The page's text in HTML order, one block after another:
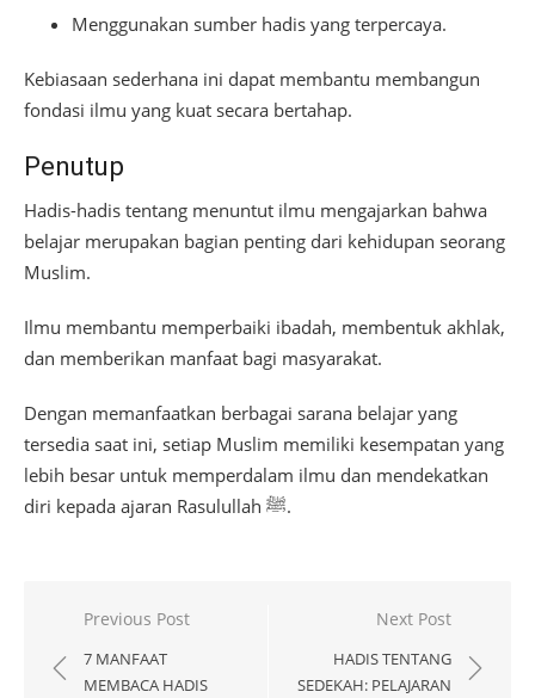
Menggunakan sumber hadis yang terpercaya.
Kebiasaan sederhana ini dapat membantu membangun
fondasi ilmu yang kuat secara bertahap.
Penutup
Hadis-hadis tentang menuntut ilmu mengajarkan bahwa
belajar merupakan bagian penting dari kehidupan seorang
Muslim.
Ilmu membantu memperbaiki ibadah, membentuk akhlak,
dan memberikan manfaat bagi masyarakat.
Dengan memanfaatkan berbagai sarana belajar yang
tersedia saat ini, setiap Muslim memiliki kesempatan yang
lebih besar untuk memperdalam ilmu dan mendekatkan
diri kepada ajaran Rasulullah ﷺ.
Navigasi
pos
Previous Post
7 MANFAAT
MEMBACA HADIS
Next Post
HADIS TENTANG
SEDEKAH: PELAJARAN